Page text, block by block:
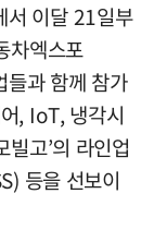
서 이달 21일부
차엑스포
과 함께 참가
, IoT, 냉각시
고’의 라인업
등을 선보이